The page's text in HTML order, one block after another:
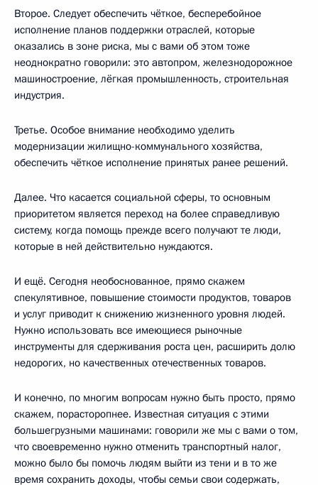
Второе. Следует обеспечить чёткое, бесперебойное
исполнение планов поддержки отраслей, которые
оказались в зоне риска, мы с вами об этом тоже
неоднократно говорили: это автопром, железнодорожное
машиностроение, лёгкая промышленность, строительная
индустрия.
Третье. Особое внимание необходимо уделить
модернизации жилищно-коммунального хозяйства,
обеспечить чёткое исполнение принятых ранее решений.
Далее. Что касается социальной сферы, то основным
приоритетом является переход на более справедливую
систему, когда помощь прежде всего получают те люди,
которые в ней действительно нуждаются.
И ещё. Сегодня необоснованное, прямо скажем
спекулятивное, повышение стоимости продуктов, товаров
и услуг приводит к снижению жизненного уровня людей.
Нужно использовать все имеющиеся рыночные
инструменты для сдерживания роста цен, расширить долю
недорогих, но качественных отечественных товаров.
И конечно, по многим вопросам нужно быть просто, прямо
скажем, порасторопнее. Известная ситуация с этими
большегрузными машинами: говорили же мы с вами о том,
что своевременно нужно отменить транспортный налог,
можно было бы помочь людям выйти из тени и в то же
время сохранить доходы, чтобы семьи свои содержать,